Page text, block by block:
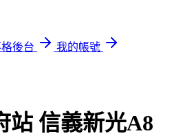
後台
我的帳號
站 信義新光A8